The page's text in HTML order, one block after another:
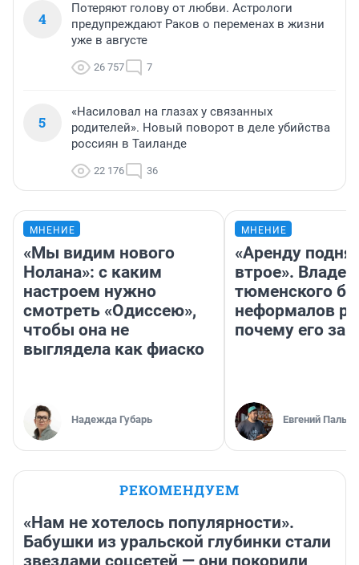
4
Потеряют голову от любви. Астрологи
предупреждают Раков о переменах в жизни
уже в августе
26 757 7
5
«Насиловал на глазах у связанных
родителей». Новый поворот в деле убийства
россиян в Таиланде
22 176 36
МНЕНИЕ
«Мы видим нового
Нолана»: с каким
настроем нужно
смотреть «Одиссею»,
чтобы она не
выглядела как фиаско
Надежда Губарь
МНЕНИЕ
«Аренду
втрое».
тюменского
неформалов
почему его
Евгений
РЕКОМЕНДУЕМ
«Нам не хотелось популярности».
Бабушки из уральской глубинки стали
звездами соцсетей — они покорили